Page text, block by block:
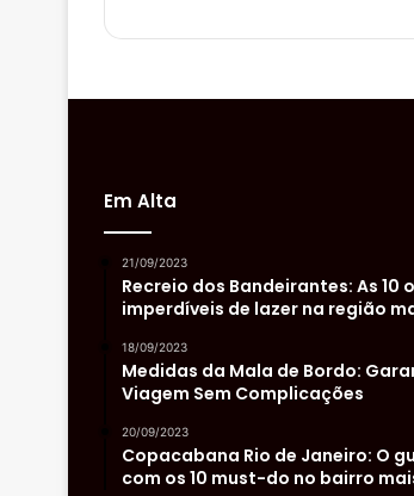
Em Alta
21/09/2023
Recreio dos Bandeirantes: As 10
imperdíveis de lazer na região
18/09/2023
Medidas da Mala de Bordo:
Viagem Sem Complicações
20/09/2023
Copacabana Rio de Janeiro: O
com os 10 must-do no bairro